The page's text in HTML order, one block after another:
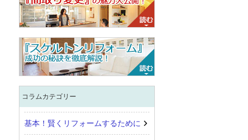
コラムカテゴリー
基本！賢くリフォームするために